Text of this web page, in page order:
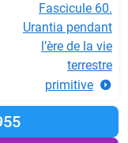
Fascicule 60.
Urantia pendant
l’ère de la vie
terrestre
primitive